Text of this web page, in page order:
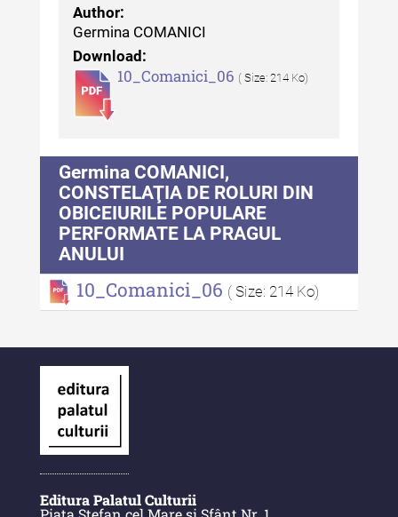
Acta Pangratia I (2023)
Acta Pangratia II (2024)
Acta Pangratia III (2025)
Indexul Complet
Alte publicatii, cataloage, volume de
autor
Indexul Complet
Informații Utile
Despre Editură
Contact
Indexul Publicațiilor
Author:
Germina COMANICI
Download:
10_Comanici_06 ( Size: 214 Ko)
Germina COMANICI,
CONSTELAŢIA DE ROLURI DIN
OBICEIURILE POPULARE
PERFORMATE LA PRAGUL
ANULUI
10_Comanici_06 ( Size: 214 Ko)
Editura Palatul Culturii